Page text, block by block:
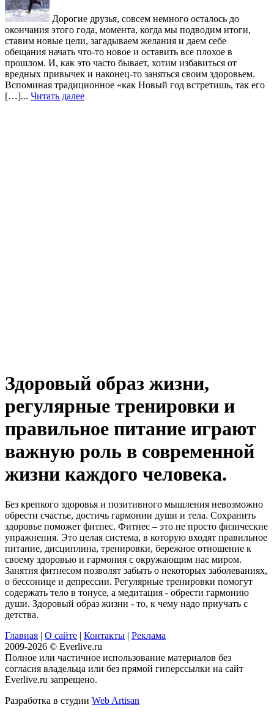
Дорогие друзья, совсем немного осталось до
окончания этого года, момента, когда мы подводим итоги,
ставим новые цели, загадываем желания и даем себе
обещания начать что-то новое и оставить все плохое в
прошлом. И, как это часто бывает, хотим избавиться от
вредных привычек и наконец-то заняться своим здоровьем.
Вспоминая традиционное «как Новый год встретишь, так его
[…]... Читать далее
Здоровый образ жизни,
регулярные тренировки и
правильное питание играют
важную роль в современной
жизни каждого человека.
Без крепкого здоровья и позитивного мышления невозможно
обрести счастье, достичь гармонии души и тела. Сохранить
здоровье поможет фитнес. Фитнес – это не просто физические
упражнения. Это целая система, в которую входят правильное
питание, дисциплина, тренировки, бережное отношение к
своему здоровью и гармония с окружающим нас миром.
Занятия фитнесом позволят забыть о некоторых заболеваниях,
о бессонице и депрессии. Регулярные тренировки помогут
содержать тело в тонусе, а медитация - обрести гармонию
души. Здоровый образ жизни - то, к чему надо приучать с
детства.
Главная | О сайте | Контакты | Реклама
2009-2026 © Everlive.ru
Полное или частичное использование материалов без
согласия владельца или без прямой гиперссылки на сайт
Everlive.ru запрещено.
Разработка в студии Web Artisan